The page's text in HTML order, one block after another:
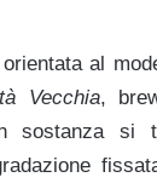
al
Vecchia,
sostanza si